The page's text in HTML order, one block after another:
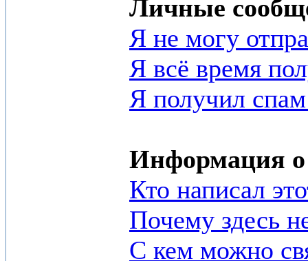
Личные
Я не могу
Я всё время
Я получил
Информация о
Кто написал
Почему здесь
С кем можно